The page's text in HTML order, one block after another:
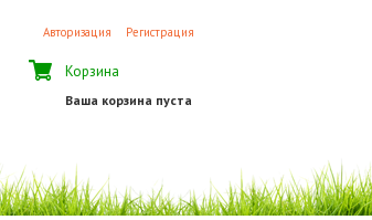
Авторизация Регистрация
Корзина
Ваша корзина пуста